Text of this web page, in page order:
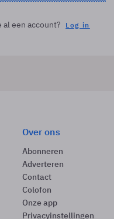
al een account? Log in
Over ons
Abonneren
Adverteren
Contact
Colofon
Onze app
Privacyinstellingen